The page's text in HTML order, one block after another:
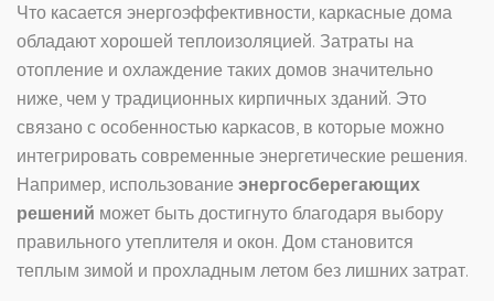
Что касается энергоэффективности, каркасные дома
обладают хорошей теплоизоляцией. Затраты на
отопление и охлаждение таких домов значительно
ниже, чем у традиционных кирпичных зданий. Это
связано с особенностью каркасов, в которые можно
интегрировать современные энергетические решения.
Например, использование энергосберегающих
решений может быть достигнуто благодаря выбору
правильного утеплителя и окон. Дом становится
теплым зимой и прохладным летом без лишних затрат.